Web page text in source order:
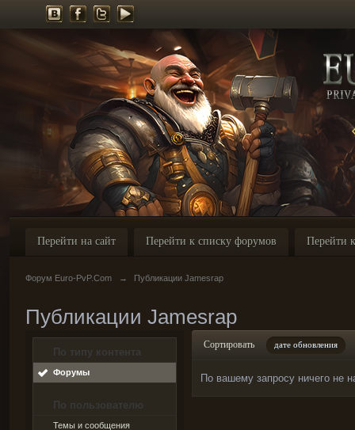
Перейти на сайт Перейти к списку форумов Перейти
Форум Euro-PvP.Com → Публикации Jamesrap
Публикации Jamesrap
По типу контента
Форумы
По пользователю
Темы и сообщения
Сортировать дате обновления
По вашему запросу ничего не